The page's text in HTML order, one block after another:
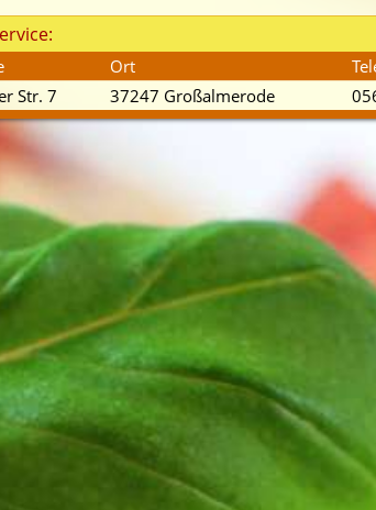
Kontakt
Ort
Str. 7 37247 Großalmerode